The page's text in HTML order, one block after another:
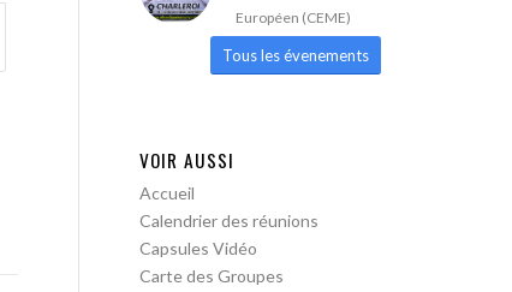
Européen (CEME)
Tous les évenements
VOIR AUSSI
Accueil
Calendrier des réunions
Capsules Vidéo
Carte des Groupes